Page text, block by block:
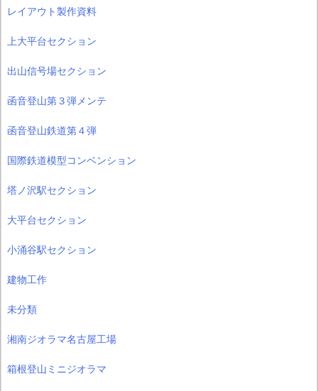
レイアウト製作資料
上大平台セクション
出山信号場セクション
函音登山第３弾メンテ
函音登山鉄道第４弾
国際鉄道模型コンベンション
塔ノ沢駅セクション
大平台セクション
小涌谷駅セクション
建物工作
未分類
湘南ジオラマ名古屋工場
箱根登山ミニジオラマ